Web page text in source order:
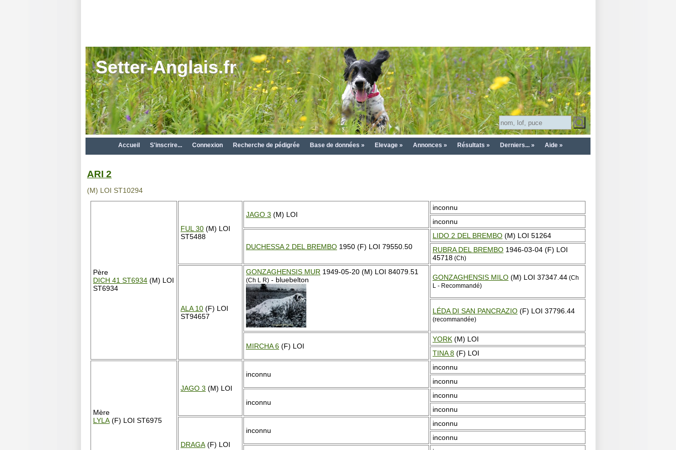
Setter-Anglais.fr
Accueil S'inscrire... Connexion Recherche de pédigrée Base de données » Elevage » Annonces » Résultats » Derniers... » Aide »
ARI 2
(M) LOI ST10294
Père
DICH 41 ST6934 (M) LOI
ST6934
FUL 30 (M) LOI
ST5488
JAGO 3 (M) LOI
inconnu
inconnu
DUCHESSA 2 DEL BREMBO 1950 (F) LOI 79550.50
LIDO 2 DEL BREMBO (M) LOI 51264
RUBRA DEL BREMBO 1946-03-04 (F) LOI
45718 (Ch)
ALA 10 (F) LOI
ST94657
GONZAGHENSIS MUR 1949-05-20 (M) LOI 84079.51
(Ch L R) - bluebelton GONZAGHENSIS MILO (M) LOI 37347.44 (Ch
L - Recommandé)
LÉDA DI SAN PANCRAZIO (F) LOI 37796.44
(recommandée)
MIRCHA 6 (F) LOI
YORK (M) LOI
TINA 8 (F) LOI
Mère
LYLA (F) LOI ST6975
JAGO 3 (M) LOI
inconnu
inconnu
inconnu
inconnu
inconnu
inconnu
DRAGA (F) LOI
inconnu
inconnu
inconnu